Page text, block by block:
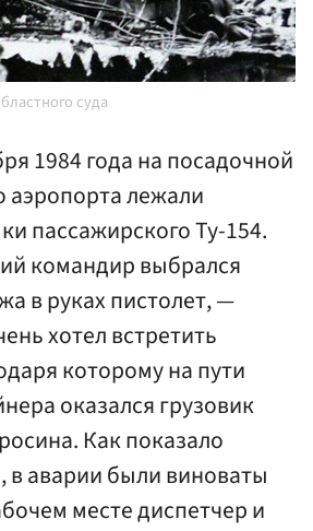
суда
1984 года на посадочной
аэропорта лежали
пассажирского Ту-154.
командир выбрался
в руках пистолет, —
хотел встретить
которому на пути
оказался грузовик
Как показало
в аварии были виноваты
месте диспетчер и